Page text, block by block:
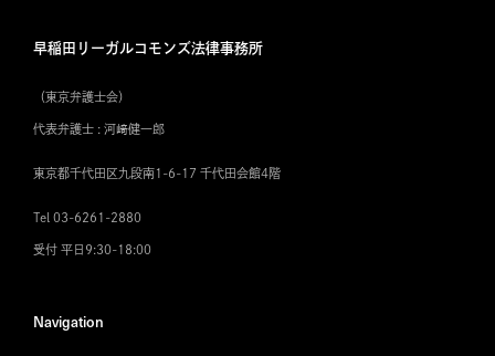
早稲田リーガルコモンズ法律事務所
（東京弁護士会）
代表弁護士 : 河﨑健一郎
東京都千代田区九段南1-6-17 千代田会館4階
Tel 03-6261-2880
受付 平日9:30-18:00
Navigation